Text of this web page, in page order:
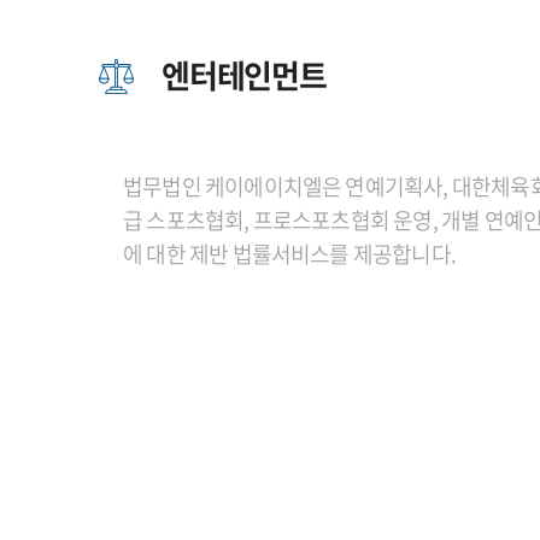
엔터테인먼트
법무법인 케이에이치엘은 연예기획사, 대한체육
급 스포츠협회, 프로스포츠협회 운영, 개별 연예
에 대한 제반 법률서비스를 제공합니다.